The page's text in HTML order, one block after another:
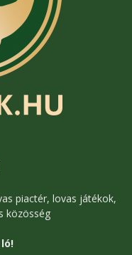
piactér, lovas játékok,
közösség